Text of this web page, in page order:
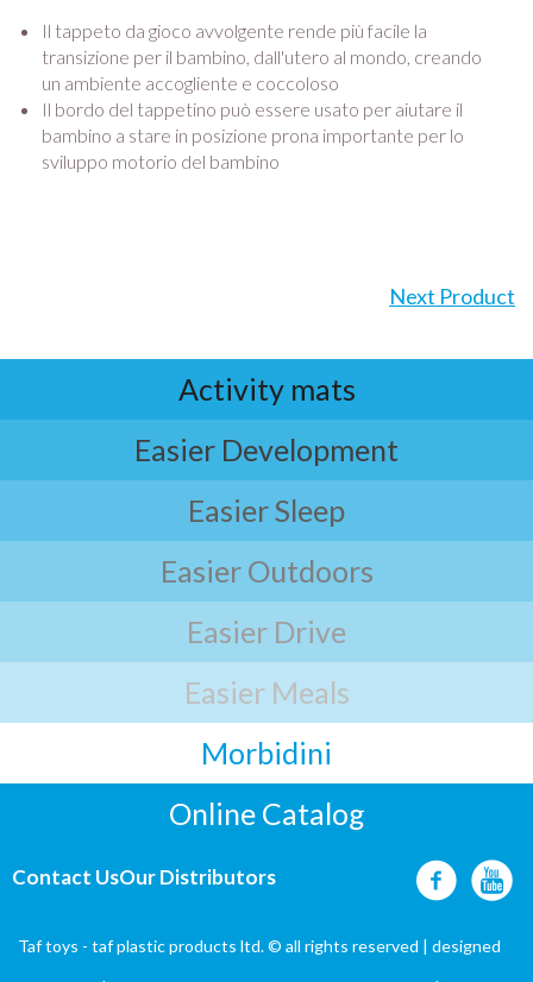
Il tappeto da gioco avvolgente rende più facile la
transizione per il bambino, dall'utero al mondo, creando
un ambiente accogliente e coccoloso
Il bordo del tappetino può essere usato per aiutare il
bambino a stare in posizione prona importante per lo
sviluppo motorio del bambino
Next Product
Activity mats
Easier Development
Easier Sleep
Easier Outdoors
Easier Drive
Easier Meals
Morbidini
Online Catalog
Contact UsOur Distributors
Taf toys - taf plastic products ltd. © all rights reserved | designed